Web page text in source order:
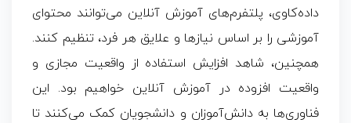
داده‌کاوی، پلتفرم‌های آموزش آنلاین می‌توانند محتوای
آموزشی را بر اساس نیازها و علایق هر فرد، تنظیم کنند.
همچنین، شاهد افزایش استفاده از واقعیت مجازی و
واقعیت افزوده در آموزش آنلاین خواهیم بود. این
فناوری‌ها به دانش‌آموزان و دانشجویان کمک می‌کنند تا